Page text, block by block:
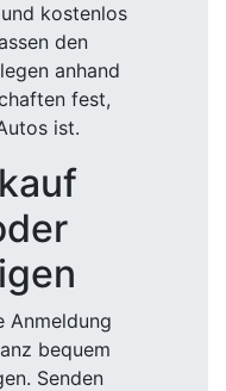
kostenlos
den
anhand
fest,
ist.
Anmeldung
bequem
Senden